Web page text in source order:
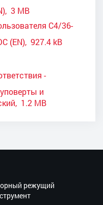
3 MB
C4/36-
(EN), 927.4 kB
-
и
1.2 MB
режущий